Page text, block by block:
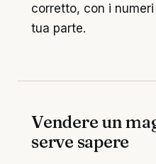
corretto, con i
tua parte.
Vendere un
serve sapere